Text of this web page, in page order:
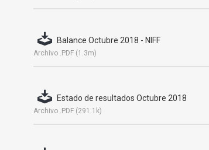
Balance Octubre 2018 - NIFF
Archivo .PDF (1.3m)
Estado de resultados Octubre 2018
Archivo .PDF (291.1k)